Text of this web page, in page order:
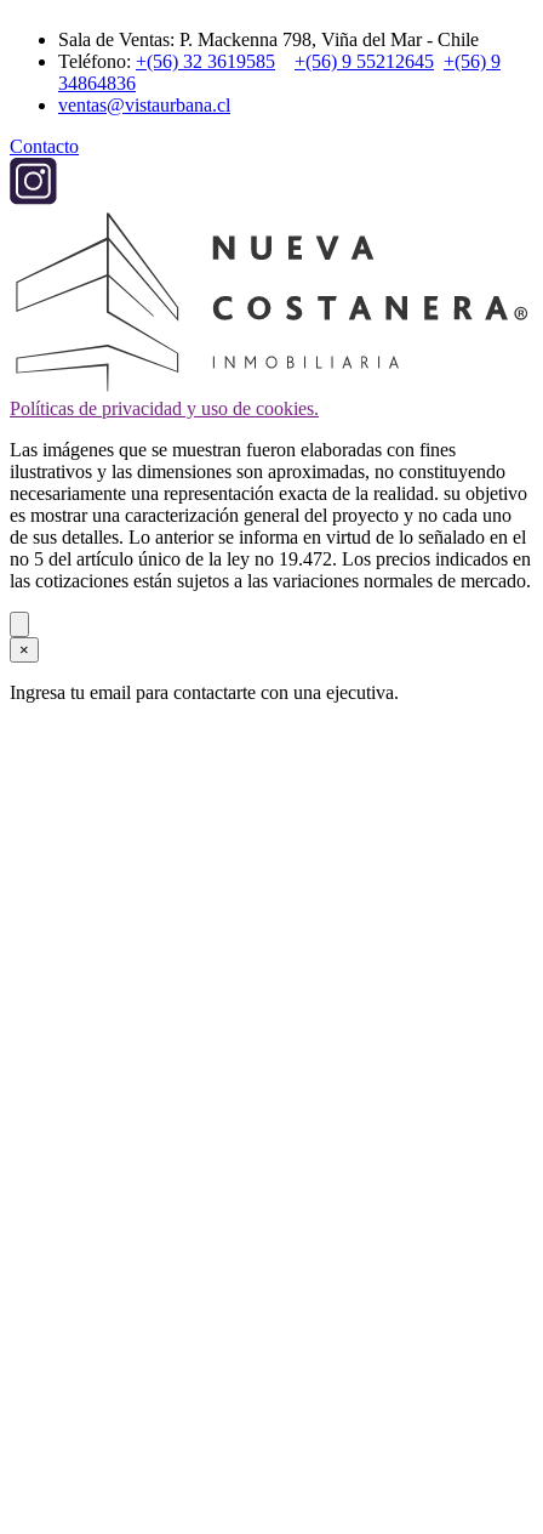
Sala de Ventas: P. Mackenna 798, Viña del Mar - Chile
Teléfono: +(56) 32 3619585 +(56) 9 55212645 +(56) 9
34864836
ventas@vistaurbana.cl
Contacto
Políticas de privacidad y uso de cookies.
Las imágenes que se muestran fueron elaboradas con fines
ilustrativos y las dimensiones son aproximadas, no constituyendo
necesariamente una representación exacta de la realidad. su objetivo
es mostrar una caracterización general del proyecto y no cada uno
de sus detalles. Lo anterior se informa en virtud de lo señalado en el
no 5 del artículo único de la ley no 19.472. Los precios indicados en
las cotizaciones están sujetos a las variaciones normales de mercado.
×
Ingresa tu email para contactarte con una ejecutiva.